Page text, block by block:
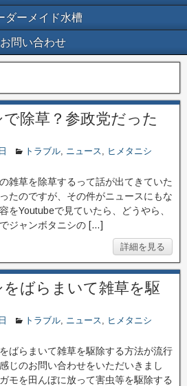
ダーメイド水槽
お問い合わせ
除草？参政党だった
トラブル, ニュース, ヒメタニシ
雑草を除草するって話が出てきていた
たのですが、その件がニュースにもな
をYoutubeで見ていたら、どうやら、
ジャンボタニシの […]
詳細を見る
ばらまいて雑草を駆
トラブル, ニュース, ヒメタニシ
ばらまいて雑草を駆除する方法が流行
じのお問い合わせをいただいきまし
モを田んぼに放って害虫等を駆除する